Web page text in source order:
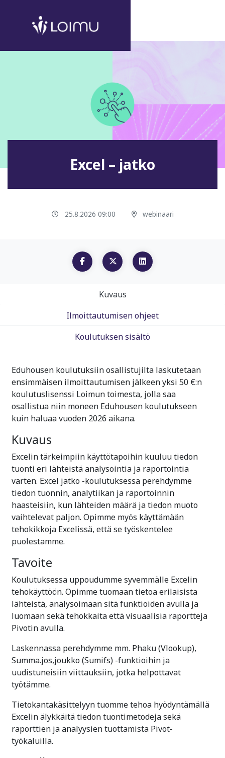
Excel – jatko
25.8.2026 09:00 webinaari
Kuvaus
Ilmoittautumisen ohjeet
Koulutuksen sisältö
Eduhousen koulutuksiin osallistujilta laskutetaan
ensimmäisen ilmoittautumisen jälkeen yksi 50 €:n
koulutuslisenssi Loimun toimesta, jolla saa
osallistua niin moneen Eduhousen koulutukseen
kuin haluaa vuoden 2026 aikana.
Kuvaus
Excelin tärkeimpiin käyttötapoihin kuuluu tiedon
tuonti eri lähteistä analysointia ja raportointia
varten. Excel jatko -koulutuksessa perehdymme
tiedon tuonnin, analytiikan ja raportoinnin
haasteisiin, kun lähteiden määrä ja tiedon muoto
vaihtelevat paljon. Opimme myös käyttämään
tehokikkoja Excelissä, että se työskentelee
puolestamme.
Tavoite
Koulutuksessa uppoudumme syvemmälle Excelin
tehokäyttöön. Opimme tuomaan tietoa erilaisista
lähteistä, analysoimaan sitä funktioiden avulla ja
luomaan sekä tehokkaita että visuaalisia raportteja
Pivotin avulla.
Laskennassa perehdymme mm. Phaku (Vlookup),
Summa.jos,joukko (Sumifs) -funktioihin ja
uudistuneisiin viittauksiin, jotka helpottavat
työtämme.
Tietokantakäsittelyyn tuomme tehoa hyödyntämällä
Excelin älykkäitä tiedon tuontimetodeja sekä
raporttien ja analyysien tuottamista Pivot-
työkaluilla.